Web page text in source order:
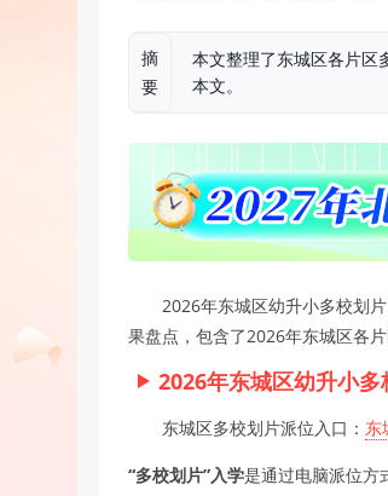
摘
要
本文整理了东城区各片区
本文。
2026年东城区幼升小多校划
果盘点，包含了2026年东城区各
2026年东城区幼升小
东城区多校划片派位入口： 东
“多校划片”入学是通过电脑派位方